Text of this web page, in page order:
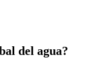
del agua?